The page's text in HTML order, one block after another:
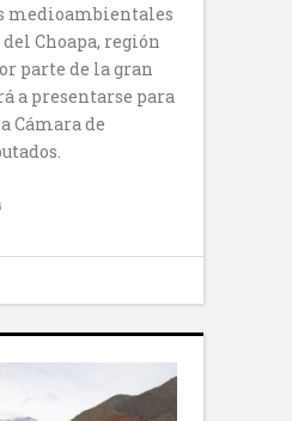
medioambientales
Choapa, región
parte de la gran
a presentarse para
Cámara de